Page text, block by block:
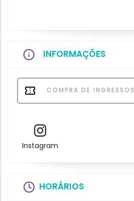
INFORMAÇÕES
COMPRA DE INGRESSOS
Instagram
HORÁRIOS